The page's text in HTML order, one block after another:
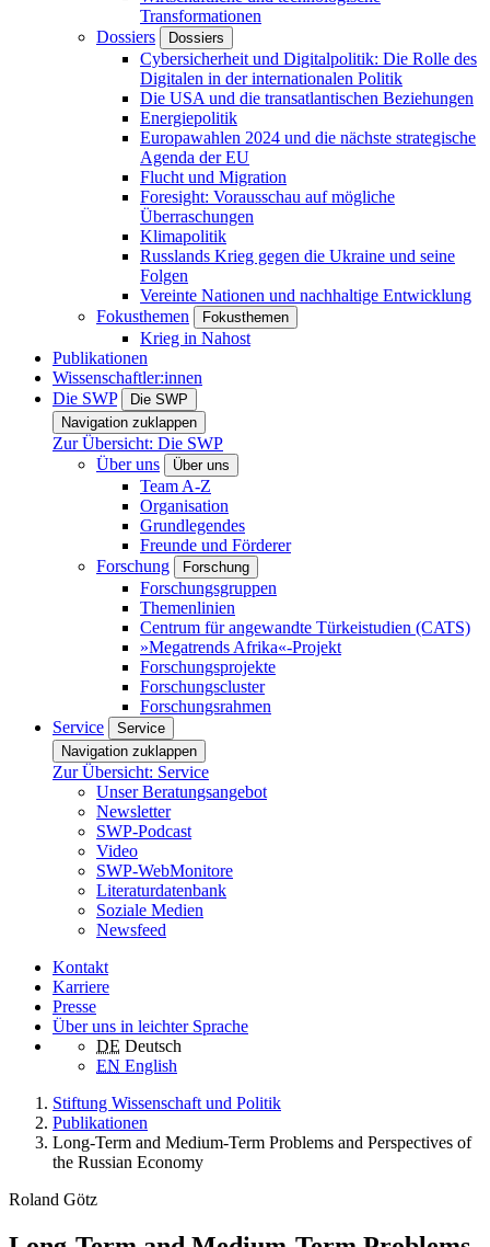
Transformationen
Dossiers
Dossiers
Cybersicherheit und Digitalpolitik: Die Rolle des
Digitalen in der internationalen Politik
Die USA und die transatlantischen Beziehungen
Energiepolitik
Europawahlen 2024 und die nächste strategische
Agenda der EU
Flucht und Migration
Foresight: Vorausschau auf mögliche
Überraschungen
Klimapolitik
Russlands Krieg gegen die Ukraine und seine
Folgen
Vereinte Nationen und nachhaltige Entwicklung
Fokusthemen
Fokusthemen
Krieg in Nahost
Publikationen
Wissenschaftler:innen
Die SWP
Die SWP
Navigation zuklappen
Zur Übersicht: Die SWP
Über uns
Über uns
Team A-Z
Organisation
Grundlegendes
Freunde und Förderer
Forschung
Forschung
Forschungsgruppen
Themenlinien
Centrum für angewandte Türkeistudien (CATS)
»Megatrends Afrika«-Projekt
Forschungsprojekte
Forschungscluster
Forschungsrahmen
Service
Service
Navigation zuklappen
Zur Übersicht: Service
Unser Beratungsangebot
Newsletter
SWP-Podcast
Video
SWP-WebMonitore
Literaturdatenbank
Soziale Medien
Newsfeed
Kontakt
Karriere
Presse
Über uns in leichter Sprache
DE Deutsch
EN English
Stiftung Wissenschaft und Politik
Publikationen
Long-Term and Medium-Term Problems and Perspectives of
the Russian Economy
Roland Götz